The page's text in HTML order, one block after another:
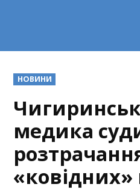
POSTED
IN
НОВИНИ
медика